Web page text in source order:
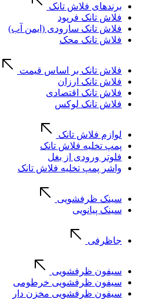
برندهای فلاش تانک
فلاش تانک فرپود
فلاش تانک سارودی (ایمن آب)
فلاش تانک محک
فلاش تانک بر اساس قیمت
فلاش تانک ارزان
فلاش تانک اقتصادی
فلاش تانک لوکس
لوازم فلاش تانک
پمپ تخلیه فلاش تانک
فلوتر ورودی از بغل
واشر پمپ تخلیه فلاش تانک
سینک ظرفشویی
سینک پیانویی
جاظرفی
سیفون ظرفشویی
سیفون ظرفشویی خرطومی
سیفون ظرفشویی مخزن دار